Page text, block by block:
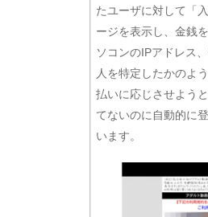
たユーザに対して「
ージを表示し、金銭
ソコンのIPアドレス
人を特定したかのよ
払いに応じさせよう
てないのに自動的に
います。